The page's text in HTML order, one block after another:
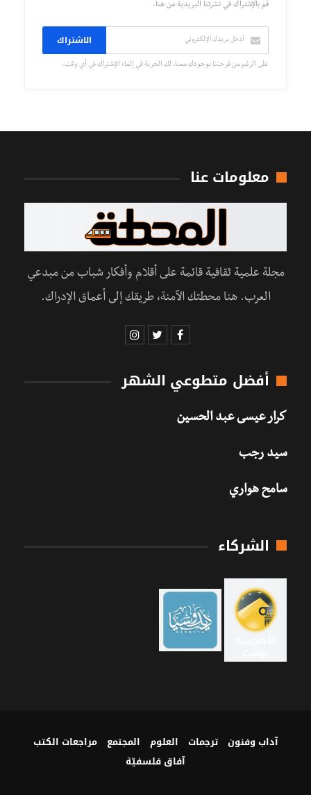
قم بالإشتراك في نشرتنا البريدية من هنا.
الاشتراك
على الرغم من فرحتنا بوجودك معنا، لك الحرية في إلغاء الإشتراك في أي وقت.
معلومات عنا
مجلة علمية ثقافية قائمة على أقلام وأفكار شباب من مبدعي
العرب. هنا محطتك الآمنة، طريقك إلى أعماق الإدراك.
أفضل متطوعي الشهر
كرار عيسى عبد الحسين
سيد رجب
سامح هواري
الشركاء
آداب وفنون ترجمات العلوم المجتمع
مراجعات الكتب
آفاق فلسفيّة‎